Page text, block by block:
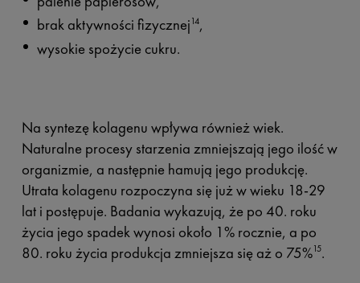
brak aktywności fizycznej 14,
wysokie spożycie cukru.
Na syntezę kolagenu wpływa również wiek.
Naturalne procesy starzenia zmniejszają jego ilość w
organizmie, a następnie hamują jego produkcję.
Utrata kolagenu rozpoczyna się już w wieku 18-29
lat i postępuje. Badania wykazują, że po 40. roku
życia jego spadek wynosi około 1% rocznie, a po
80. roku życia produkcja zmniejsza się aż o 75%15.